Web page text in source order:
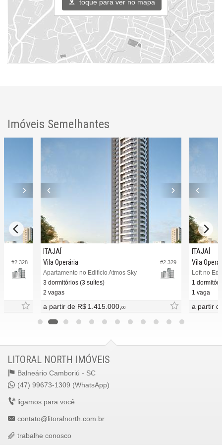
toque para ver no mapa
Imóveis Semelhantes
#2.328 #2.329
ITAJAÍ
Vila Operária
Apartamento no Edifício Atmos Sky
3 dormitórios (3 suítes)
2 vagas
a partir de R$ 1.415.000, 00
ITAJAÍ
Vila
Loft no
1
1 vaga
a partir
LITORAL NORTH IMÓVEIS
Balneário Camboriú - SC
(47) 99673-1309 (WhatsApp)
ligamos para você
contato@litoralnorth.com.br
trabalhe conosco